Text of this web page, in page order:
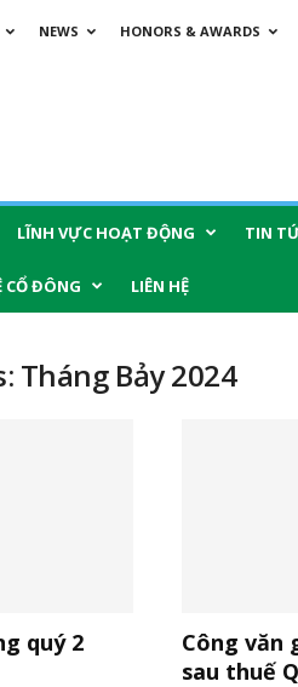
NEWS HONORS & AWARDS
LĨNH VỰC HOẠT ĐỘNG TIN
CỔ ĐÔNG LIÊN HỆ
Tháng Bảy 2024
quý 2
Công văn
sau thuế